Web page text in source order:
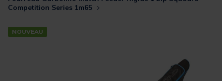
Competition Series 1m65
NOUVEAU